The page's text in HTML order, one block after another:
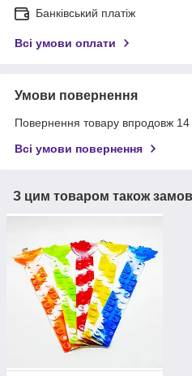
Банківський платіж
Всі умови оплати
Умови повернення
Повернення товару впродовж 14
Всі умови повернення
З цим товаром також